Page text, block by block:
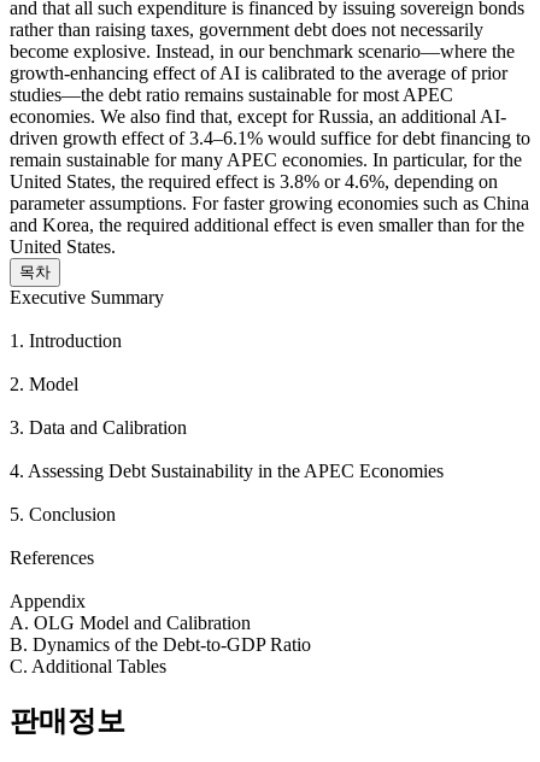
and that all such expenditure is financed by issuing sovereign bonds
rather than raising taxes, government debt does not necessarily
become explosive. Instead, in our benchmark scenario—where the
growth-enhancing effect of AI is calibrated to the average of prior
studies—the debt ratio remains sustainable for most APEC
economies. We also find that, except for Russia, an additional AI-
driven growth effect of 3.4–6.1% would suffice for debt financing to
remain sustainable for many APEC economies. In particular, for the
United States, the required effect is 3.8% or 4.6%, depending on
parameter assumptions. For faster growing economies such as China
and Korea, the required additional effect is even smaller than for the
United States.
목차
Executive Summary
1. Introduction
2. Model
3. Data and Calibration
4. Assessing Debt Sustainability in the APEC Economies
5. Conclusion
References
Appendix
A. OLG Model and Calibration
B. Dynamics of the Debt-to-GDP Ratio
C. Additional Tables
판매정보